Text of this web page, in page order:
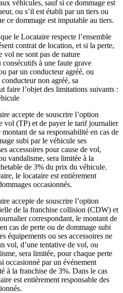
véhicules, sauf si ce dommage est
ou s’il est établi par un tiers ou
ce dommage est imputable au tiers.
le Locataire respecte l’ensemble
contrat de location, et si la perte,
vol ne sont pas de nature
à une faute grave
par un conducteur agréé, ou
non agréé, sa
faire l’objet des limitations suivants :
accepte de souscrire l’option
vol (TP) et de payer le tarif journalier
de sa responsabilité en cas de
subi par le véhicule ses
accessoires pour cause de vol,
vandalisme, sera limitée à la
de 3% du prix du véhicule.
le locataire est entièrement
occasionnés.
accepte de souscrire l’option
de la franchise collision (CDW) et
correspondant, le montant de
cas de perte ou de dommage subi
équipements ou ses accessoires ne
vol, d’une tentative de vol, ou
sera limitée, pour chaque perte
occasionné par un événement
à la franchise de 3%. Dans le cas
est entièrement responsable des